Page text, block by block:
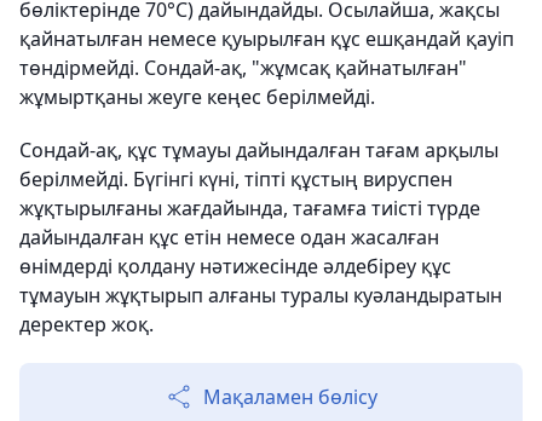
бөліктерінде 70°C) дайындайды. Осылайша, жақсы
қайнатылған немесе қуырылған құс ешқандай қауіп
төндірмейді. Сондай-ақ, "жұмсақ қайнатылған"
жұмыртқаны жеуге кеңес берілмейді.
Сондай-ақ, құс тұмауы дайындалған тағам арқылы
берілмейді. Бүгінгі күні, тіпті құстың вируспен
жұқтырылғаны жағдайында, тағамға тиісті түрде
дайындалған құс етін немесе одан жасалған
өнімдерді қолдану нәтижесінде әлдебіреу құс
тұмауын жұқтырып алғаны туралы куәландыратын
деректер жоқ.
Мақаламен бөлісу